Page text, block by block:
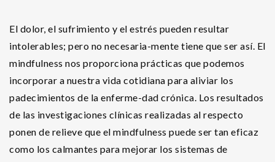
El dolor, el sufrimiento y el estrés pueden resultar
intolerables; pero no necesaria-mente tiene que ser así. El
mindfulness nos proporciona prácticas que podemos
incorporar a nuestra vida cotidiana para aliviar los
padecimientos de la enferme-dad crónica. Los resultados
de las investigaciones clínicas realizadas al respecto
ponen de relieve que el mindfulness puede ser tan eficaz
como los calmantes para mejorar los sistemas de